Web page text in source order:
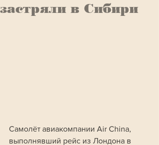
застряли в Сибири
Самолёт авиакомпании Air China,
выполнявший рейс из Лондона в